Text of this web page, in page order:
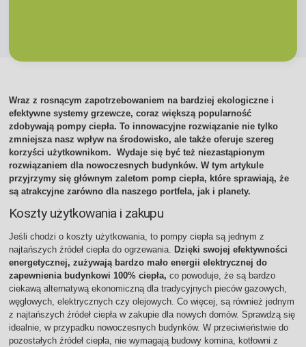
Wraz z rosnącym zapotrzebowaniem na bardziej ekologiczne i
efektywne systemy grzewcze, coraz większą popularność
zdobywają pompy ciepła. To innowacyjne rozwiązanie nie tylko
zmniejsza nasz wpływ na środowisko, ale także oferuje szereg
korzyści użytkownikom. Wydaje się być też niezastąpionym
rozwiązaniem dla nowoczesnych budynków. W tym artykule
przyjrzymy się głównym zaletom pomp ciepła, które sprawiają, że
są atrakcyjne zarówno dla naszego portfela, jak i planety.
Koszty użytkowania i zakupu
Jeśli chodzi o koszty użytkowania, to pompy ciepła są jednym z
najtańszych źródeł ciepła do ogrzewania. Dzięki swojej efektywności
energetycznej, zużywają bardzo mało energii elektrycznej do
zapewnienia budynkowi 100% ciepła, co powoduje, że są bardzo
ciekawą alternatywą ekonomiczną dla tradycyjnych pieców gazowych,
węglowych, elektrycznych czy olejowych. Co więcej, są również jednym
z najtańszych źródeł ciepła w zakupie dla nowych domów. Sprawdzą się
idealnie, w przypadku nowoczesnych budynków. W przeciwieństwie do
pozostałych źródeł ciepła, nie wymagają budowy komina, kotłowni z